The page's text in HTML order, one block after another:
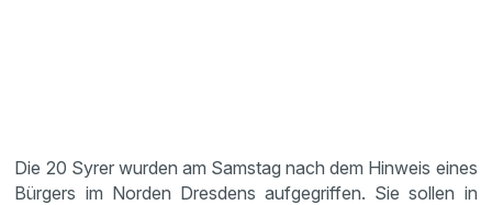
Die 20 Syrer wurden am Samstag nach dem Hinweis eines
Bürgers im Norden Dresdens aufgegriffen. Sie sollen in